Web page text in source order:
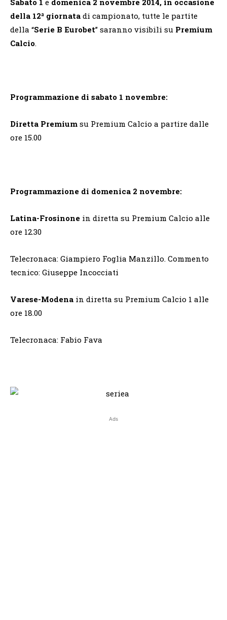
della 12ª giornata di campionato, tutte le partite
della “Serie B Eurobet” saranno visibili su Premium
Calcio.
Programmazione di sabato 1 novembre:
Diretta Premium su Premium Calcio a partire dalle
ore 15.00
Programmazione di domenica 2 novembre:
Latina-Frosinone in diretta su Premium Calcio alle
ore 12.30
Telecronaca: Giampiero Foglia Manzillo. Commento
tecnico: Giuseppe Incocciati
Varese-Modena in diretta su Premium Calcio 1 alle
ore 18.00
Telecronaca: Fabio Fava
Ads